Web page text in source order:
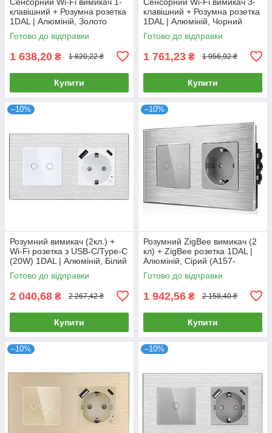
клавішний + Розумна розетка
1DAL | Алюміній, Золото
(A157-GSW1G.WF-ST.WF.GD)
Готово до відправки
1 638,20 ₴ 1 820,22 ₴
Купити
клавішний + Розумна розетка
1DAL | Алюміній, Чорний
(A157-GSW3G.WF-ST.WF.BL)
Готово до відправки
1 761,23 ₴ 1 956,92 ₴
Купити
–10%
Розумний вимикач (2кл.) +
Wi-Fi розетка з USB-C/Type-C
(20W) 1DAL | Алюміній, Білий
(A157-GSW2G.WF-
STUTC.WF.WT)
Готово до відправки
2 040,68 ₴ 2 267,42 ₴
Купити
–10%
Розумний ZigBee вимикач (2
кл) + ZigBee розетка 1DAL |
Алюміній, Сірий (A157-
GSW2G.ZB-ST.ZB.GR)
Готово до відправки
1 942,56 ₴ 2 158,40 ₴
Купити
–10% –10%